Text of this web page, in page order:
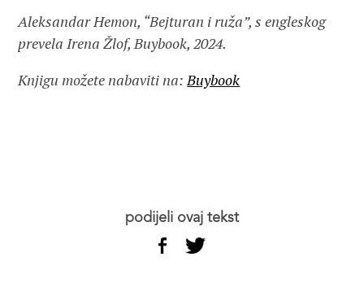
Aleksandar Hemon, “Bejturan i ruža”, s engleskog
prevela Irena Žlof, Buybook, 2024.
Knjigu možete nabaviti na:Buybook
podijeli ovaj tekst